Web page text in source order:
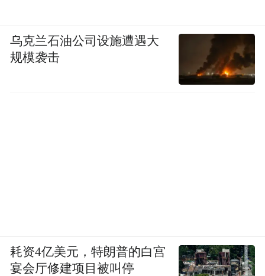
乌克兰石油公司设施遭遇大
规模袭击
耗资4亿美元，特朗普的白宫
宴会厅修建项目被叫停